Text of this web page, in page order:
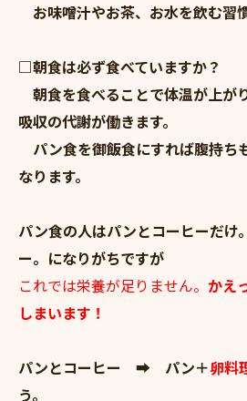
お味噌汁やお茶、お水を飲む習
□朝食は必ず食べていますか？
朝食を食べることで体温が上が
吸収の代謝が働きます。
パン食を御飯食にすれば腹持ち
なります。
パン食の人はパンとコーヒーだけ
ー。になりがちですが
これでは栄養が足りません。 かえ
しまいます！
パンとコーヒー ➡ パン＋卵料
う。